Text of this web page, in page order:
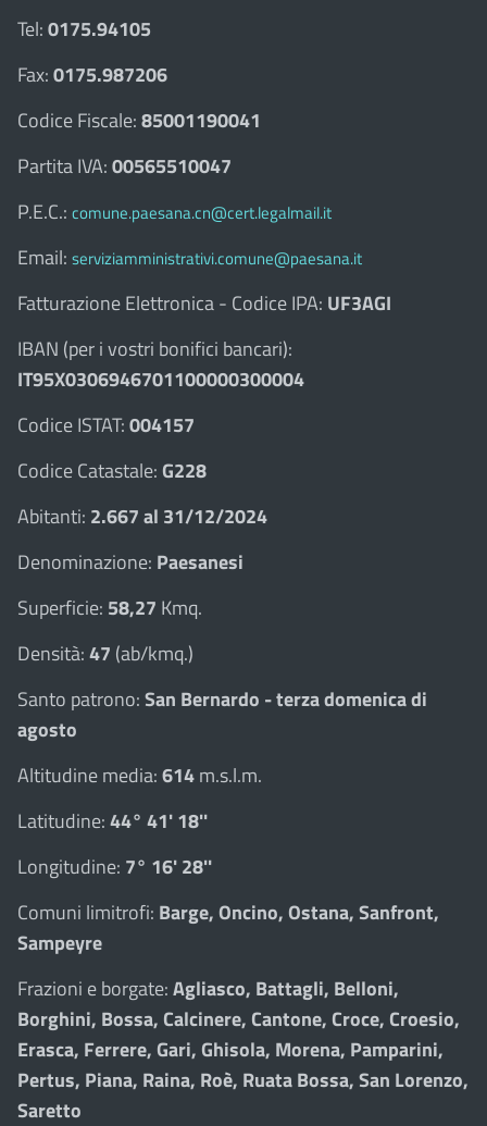
Tel:0175.94105
Fax:0175.987206
Codice Fiscale:85001190041
Partita IVA:00565510047
P.E.C.: comune.paesana.cn@cert.legalmail.it
Email: serviziamministrativi.comune@paesana.it
Fatturazione Elettronica - Codice IPA: UF3AGI
IBAN (per i vostri bonifici bancari):
IT95X0306946701100000300004
Codice ISTAT:004157
Codice Catastale:G228
Abitanti: 2.667 al 31/12/2024
Denominazione: Paesanesi
Superficie: 58,27 Kmq.
Densità:47 (ab/kmq.)
Santo patrono:San Bernardo - terza domenica di
agosto
Altitudine media:614m.s.l.m.
Latitudine:44° 41' 18''
Longitudine: 7° 16' 28''
Comuni limitrofi: Barge, Oncino, Ostana, Sanfront,
Sampeyre
Frazioni e borgate:Agliasco, Battagli, Belloni,
Borghini, Bossa, Calcinere, Cantone, Croce, Croesio,
Erasca, Ferrere, Gari, Ghisola, Morena, Pamparini,
Pertus, Piana, Raina, Roè, Ruata Bossa, San Lorenzo,
Saretto